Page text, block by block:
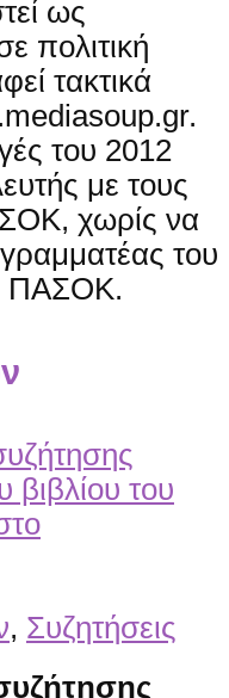
ως
πολιτική
τακτικά
του 2012
με τους
χωρίς να
γραμματέας του
ΠΑΣΟΚ.
, Συζητήσεις